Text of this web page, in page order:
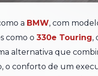
a BMW, com
como o 330e Touring,
alternativa que
o conforto de um